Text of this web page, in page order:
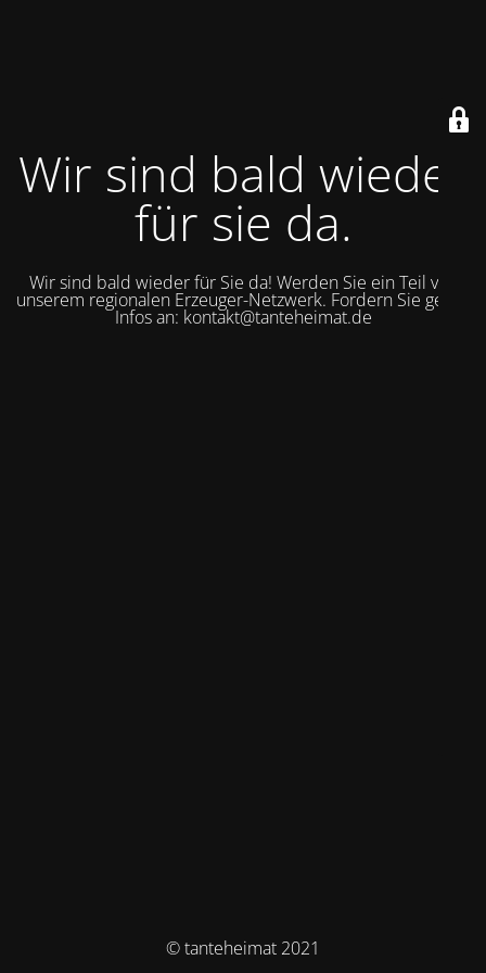
Wir sind bald wieder
für sie da.
Wir sind bald wieder für Sie da! Werden Sie ein Teil von
unserem regionalen Erzeuger-Netzwerk. Fordern Sie gerne
Infos an: kontakt@tanteheimat.de
© tanteheimat 2021